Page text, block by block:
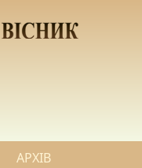
АРХІВ